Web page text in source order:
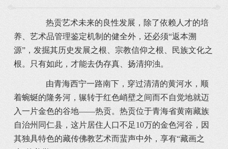
热贡艺术未来的良性发展，除了依赖人才的培
养、艺术品管理鉴定机制的健全外，还必须“返本溯
源”，发掘其历史发展之根、宗教信仰之根、民族文化之
根。只有如此，才能去伪存真、扬清抑浊。
由青海西宁一路南下，穿过清清的黄河水，顺
着蜿蜒的隆务河，辗转于红色峭壁之间而不自觉地就迈
入一片金色的谷地——热贡。热贡位于青海省黄南藏族
自治州同仁县，这片居住人口不足10万的金色河谷，因
其独具特色的藏传佛教艺术而蜚声中外，享有“藏画之